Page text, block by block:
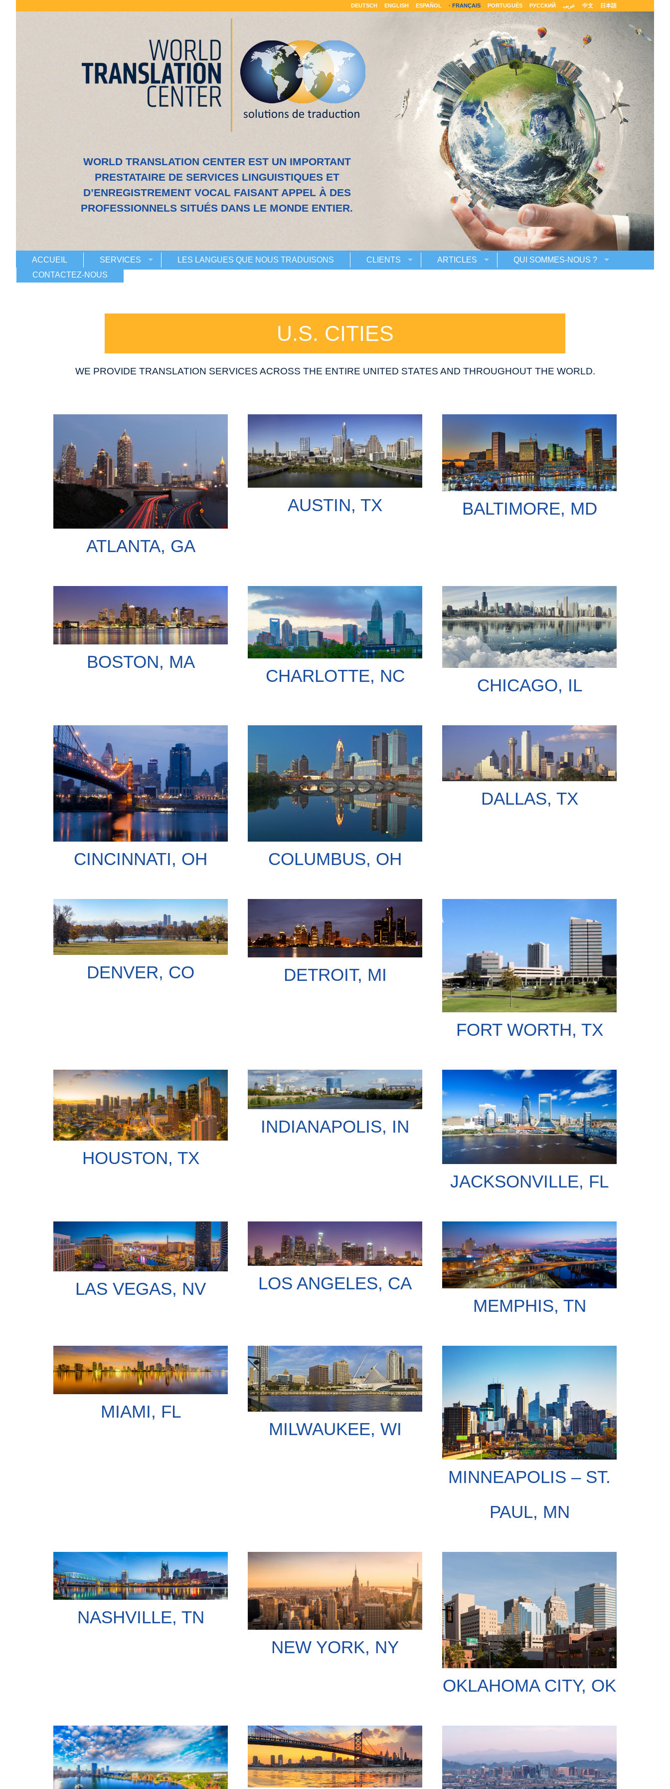
DEUTSCH ENGLISH ESPAÑOL FRANÇAIS PORTUGUÊS РУССКИЙ عربى 中文 日本語
WORLD TRANSLATION CENTER EST UN IMPORTANT
PRESTATAIRE DE SERVICES LINGUISTIQUES ET
D’ENREGISTREMENT VOCAL FAISANT APPEL À DES
PROFESSIONNELS SITUÉS DANS LE MONDE ENTIER.
ACCUEIL SERVICES LES LANGUES QUE NOUS TRADUISONS CLIENTS ARTICLES
QUI SOMMES-NOUS ?
CONTACTEZ-NOUS
U.S. CITIES
WE PROVIDE TRANSLATION SERVICES ACROSS THE ENTIRE UNITED STATES AND THROUGHOUT THE WORLD.
ATLANTA, GA
AUSTIN, TX BALTIMORE, MD
BOSTON, MA
CHARLOTTE, NC CHICAGO, IL
CINCINNATI, OH COLUMBUS, OH
DALLAS, TX
DENVER, CO DETROIT, MI
FORT WORTH, TX
HOUSTON, TX
INDIANAPOLIS, IN
JACKSONVILLE, FL
LAS VEGAS, NV
LOS ANGELES, CA
MEMPHIS, TN
MIAMI, FL
MILWAUKEE, WI
MINNEAPOLIS – ST.
PAUL, MN
NASHVILLE, TN
NEW YORK, NY
OKLAHOMA CITY, OK